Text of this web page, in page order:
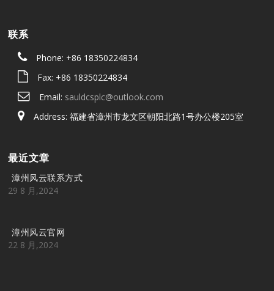
联系
Phone: +86 18350224834
Fax: +86 18350224834
Email: sauldcsplc@outlook.com
Address: 福建省漳州市龙文区朝阳北路1号办公楼205室
最近文章
漳州风云联系方式
29 8 月,2024
漳州风云官网
22 8 月,2024